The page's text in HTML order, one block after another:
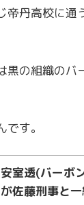
帝丹高校に
の組織のバ
す。
安室透(バーボ
が佐藤刑事と